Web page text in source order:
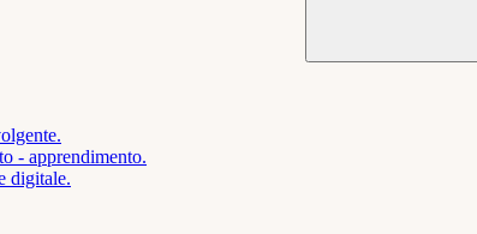
- apprendimento.
digitale.